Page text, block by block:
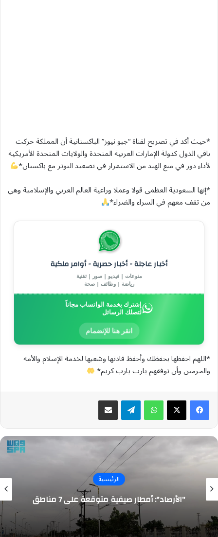
*حيث أكد في تصريح لقناة “جيو نيوز” الباكستانية أن المملكة حركت
باقي الدول كدولة الإمارات العربية المتحدة والولايات المتحدة الأمريكية
لأداء دور في منع الهند من الاستمرار في تصعيد التوتر مع باكستان*
*إنها السعودية العظمى قولا وعملا وراعية العالم العربي والإسلامية وهي
من تقف معهم في السراء والضراء*
أخبار عاجلة - أخبار حصرية - أوامر ملكية
منوعات | فيديو | صور | تقنية
رياضة | وظائف | صحة
إشترك بخدمة الواتساب مجاناً
لتصلك الرسائل
انقر هنا للإنضمام
*اللهم احفظها بحفظك وأحفظ قادتها وشعبها لخدمة الإسلام والأمة
والحرمين وأن توفقهم يارب يارب كريم*
واتسابتيلقرام مشاركة عبر البريد
الرئيسية
"الأرصاد": أمطار صيفية متوقعة على 7 مناطق